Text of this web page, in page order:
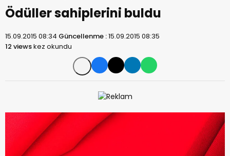
Ödüller sahiplerini buldu
15.09.2015 08:34 Güncellenme :15.09.2015 08:35
12 viewskez okundu